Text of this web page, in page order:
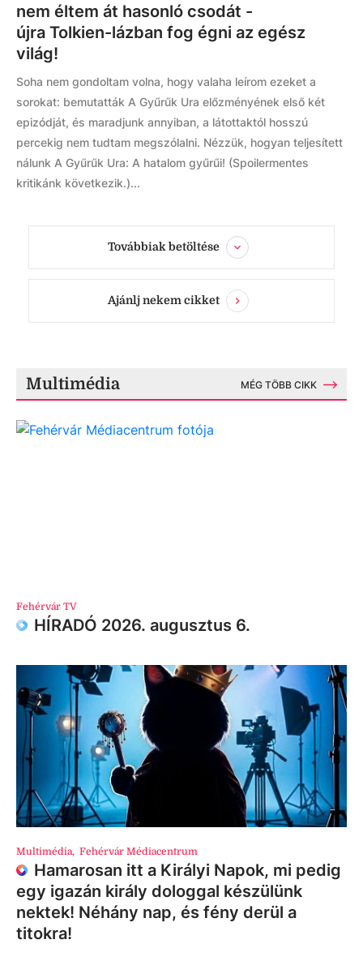
nem éltem át hasonló csodát -
újra Tolkien-lázban fog égni az egész
világ!
Soha nem gondoltam volna, hogy valaha leírom ezeket a
sorokat: bemutatták A Gyűrűk Ura előzményének első két
epizódját, és maradjunk annyiban, a látottaktól hosszú
percekig nem tudtam megszólalni. Nézzük, hogyan teljesített
nálunk A Gyűrűk Ura: A hatalom gyűrűi! (Spoilermentes
kritikánk következik.)...
Továbbiak betöltése
Ajánlj nekem cikket
Multimédia MÉG TÖBB CIKK
Fehérvár TV
HÍRADÓ 2026. augusztus 6.
Multimédia, Fehérvár Médiacentrum
Hamarosan itt a Királyi Napok, mi pedig
egy igazán király dologgal készülünk
nektek! Néhány nap, és fény derül a
titokra!